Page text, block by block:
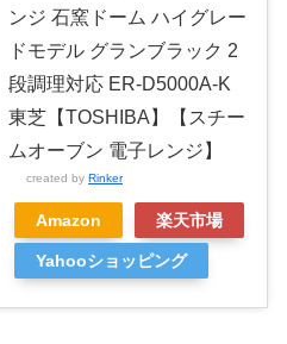
ンジ 石窯ドーム ハイグレー
ドモデル グランブラック 2
段調理対応 ER-D5000A-K
東芝【TOSHIBA】【スチー
ムオーブン 電子レンジ】
created by Rinker
Amazon 楽天市場
Yahooショッピング